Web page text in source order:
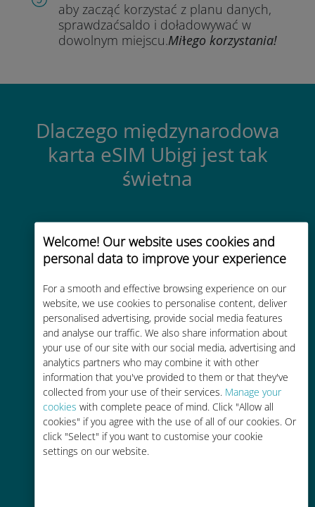
Welcome! Our website uses cookies and
personal data to improve your experience
For a smooth and effective browsing experience on our
website, we use cookies to personalise content, deliver
personalised advertising, provide social media features
and analyse our traffic. We also share information about
your use of our site with our social media, advertising and
analytics partners who may combine it with other
information that you've provided to them or that they've
collected from your use of their services. Manage your
cookies with complete peace of mind. Click "Allow all
cookies" if you agree with the use of all of our cookies. Or
click "Select" if you want to customise your cookie
settings on our website.
aby zacząć korzystać z planu danych,
sprawdzaćsaldo i doładowywać w
dowolnym miejscu.Miłego korzystania!
Dlaczego międzynarodowa
karta eSIM Ubigi jest tak
świetna
Natychmiastowa
aktywacja
Otrzymaj kod QR e-mailem w kilka
minut i zeskanuj go
Globalny